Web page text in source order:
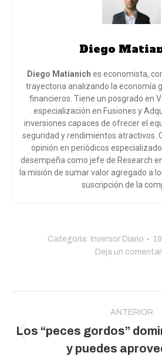
Diego
Diego Matianich es economista,
trayectoria analizando la economía
financieros. Tiene un posgrado en
especialización en Fusiones y
inversiones capaces de ofrecer el
seguridad y rendimientos atractivos.
opinión en periódicos
desempeña como jefe de Research
la misión de sumar valor agregado a
suscripción de la
Categoría: Inversor Diario
Deja un
publicaciones
ANTERIOR
Los “peces gordos”
y puedes